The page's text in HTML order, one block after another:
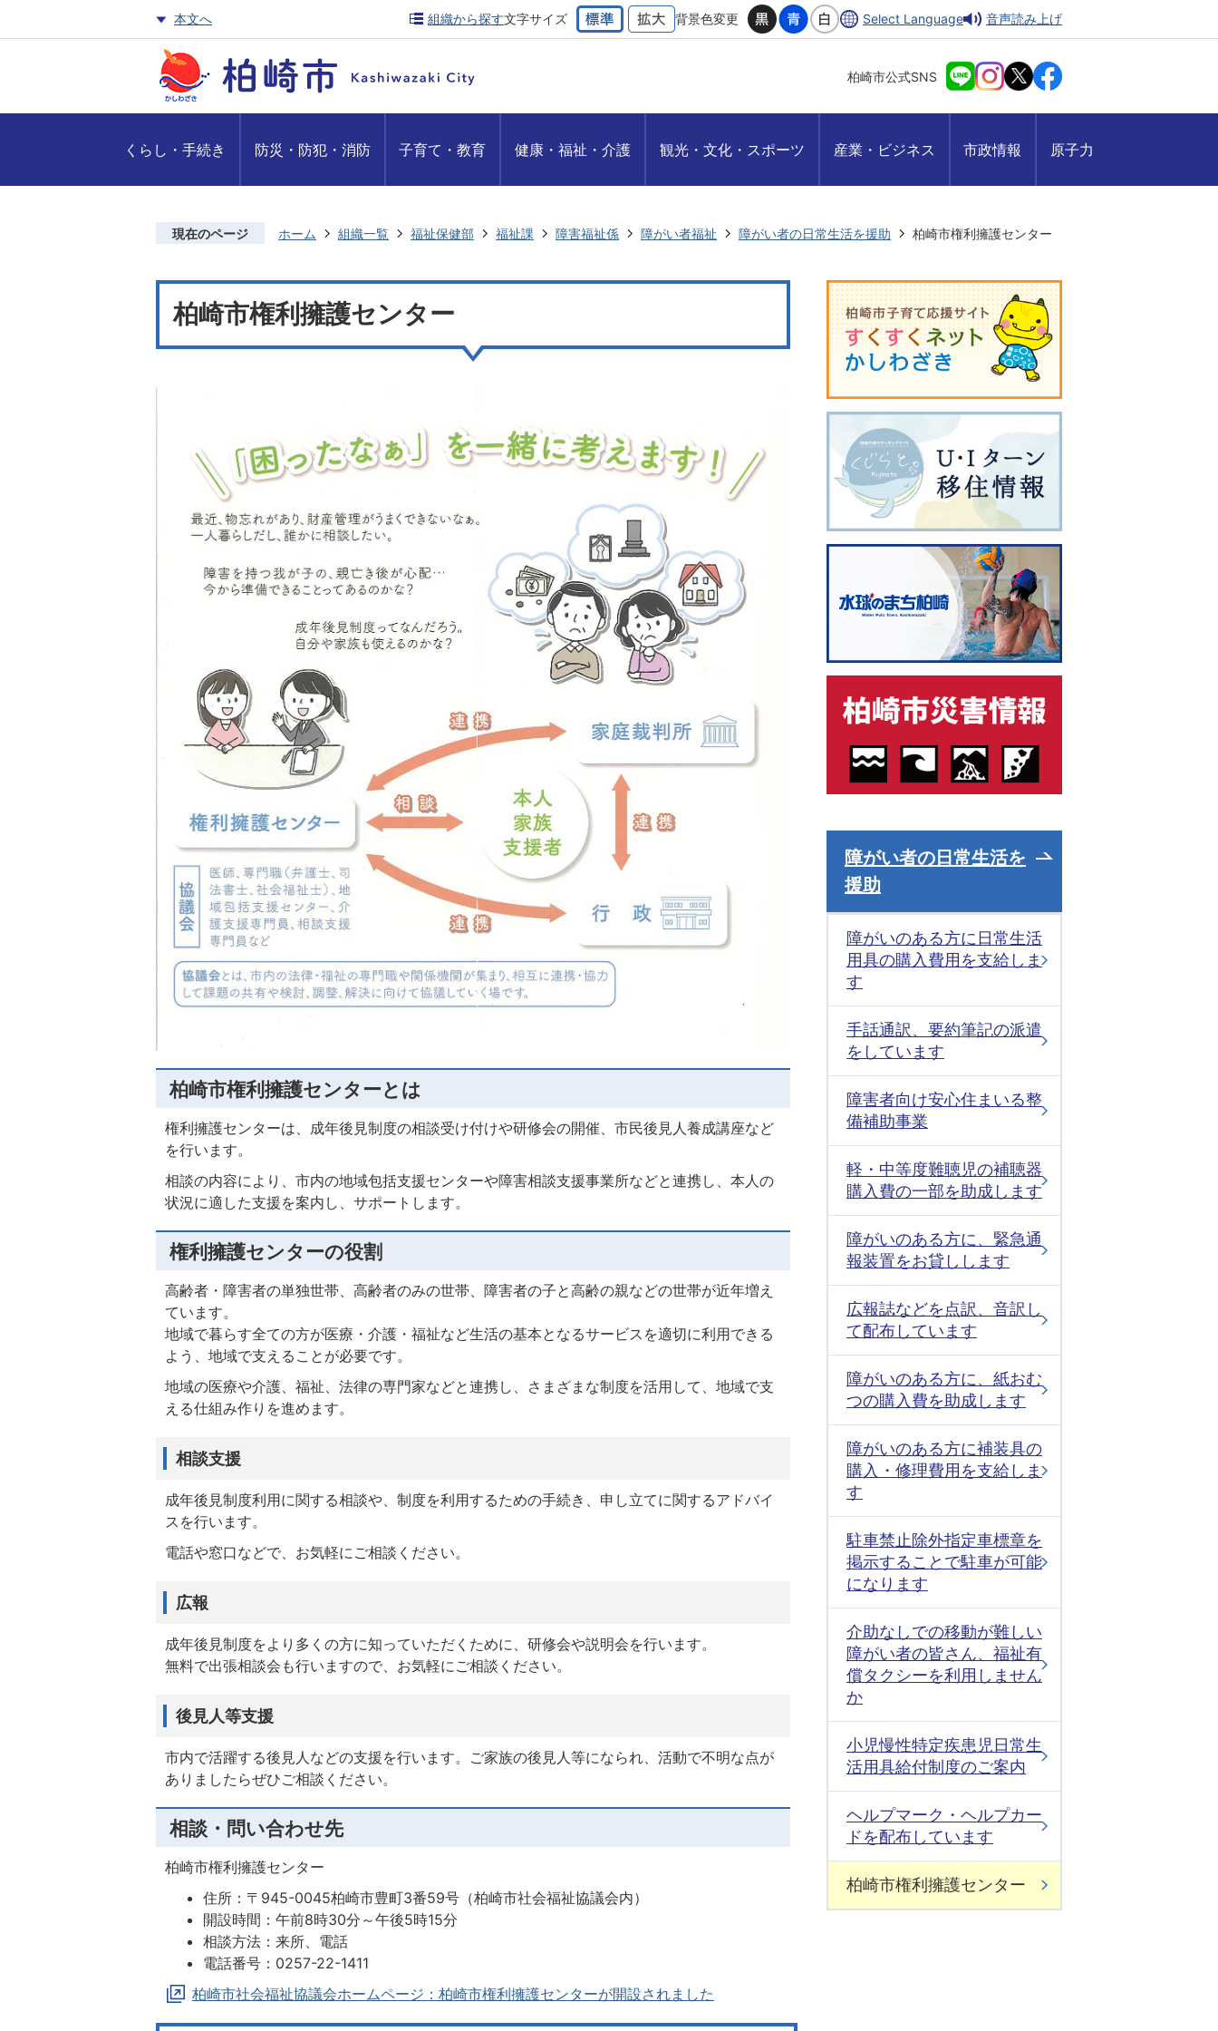
本文へ 組織から探す文字サイズ 背景色変更 Select Language 音声読み上げ
柏崎市公式SNS
くらし・手続き 防災・防犯・消防 子育て・教育 健康・福祉・介護 観光・文化・スポーツ 産業・ビジネス 市政情報 原子力
現在のページ ホーム 組織一覧 福祉保健部 福祉課 障害福祉係 障がい者福祉 障がい者の日常生活を援助 柏崎市権利擁護センター
柏崎市権利擁護センター
柏崎市権利擁護センターとは
権利擁護センターは、成年後見制度の相談受け付けや研修会の開催、市民後見人養成講座など
を行います。
相談の内容により、市内の地域包括支援センターや障害相談支援事業所などと連携し、本人の
状況に適した支援を案内し、サポートします。
権利擁護センターの役割
高齢者・障害者の単独世帯、高齢者のみの世帯、障害者の子と高齢の親などの世帯が近年増え
ています。
地域で暮らす全ての方が医療・介護・福祉など生活の基本となるサービスを適切に利用できる
よう、地域で支えることが必要です。
地域の医療や介護、福祉、法律の専門家などと連携し、さまざまな制度を活用して、地域で支
える仕組み作りを進めます。
相談支援
成年後見制度利用に関する相談や、制度を利用するための手続き、申し立てに関するアドバイ
スを行います。
電話や窓口などで、お気軽にご相談ください。
広報
成年後見制度をより多くの方に知っていただくために、研修会や説明会を行います。
無料で出張相談会も行いますので、お気軽にご相談ください。
後見人等支援
市内で活躍する後見人などの支援を行います。ご家族の後見人等になられ、活動で不明な点が
ありましたらぜひご相談ください。
相談・問い合わせ先
柏崎市権利擁護センター
住所：〒945-0045柏崎市豊町3番59号（柏崎市社会福祉協議会内）
開設時間：午前8時30分～午後5時15分
相談方法：来所、電話
電話番号：0257-22-1411
柏崎市社会福祉協議会ホームページ：柏崎市権利擁護センターが開設されました
障がい者の日常生活を
援助
障がいのある方に日常生活
用具の購入費用を支給しま
す
手話通訳、要約筆記の派遣
をしています
障害者向け安心住まいる整
備補助事業
軽・中等度難聴児の補聴器
購入費の一部を助成します
障がいのある方に、緊急通
報装置をお貸しします
広報誌などを点訳、音訳し
て配布しています
障がいのある方に、紙おむ
つの購入費を助成します
障がいのある方に補装具の
購入・修理費用を支給しま
す
駐車禁止除外指定車標章を
掲示することで駐車が可能
になります
介助なしでの移動が難しい
障がい者の皆さん、福祉有
償タクシーを利用しません
か
小児慢性特定疾患児日常生
活用具給付制度のご案内
ヘルプマーク・ヘルプカー
ドを配布しています
柏崎市権利擁護センター